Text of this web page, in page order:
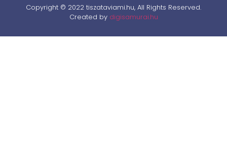
Copyright © 2022 tiszataviami.hu, All Rights Reserved.
Created by digisamurai.hu